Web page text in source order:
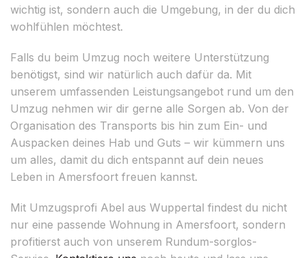
wichtig ist, sondern auch die Umgebung, in der du dich
wohlfühlen möchtest.
Falls du beim Umzug noch weitere Unterstützung
benötigst, sind wir natürlich auch dafür da. Mit
unserem umfassenden Leistungsangebot rund um den
Umzug nehmen wir dir gerne alle Sorgen ab. Von der
Organisation des Transports bis hin zum Ein- und
Auspacken deines Hab und Guts – wir kümmern uns
um alles, damit du dich entspannt auf dein neues
Leben in Amersfoort freuen kannst.
Mit Umzugsprofi Abel aus Wuppertal findest du nicht
nur eine passende Wohnung in Amersfoort, sondern
profitierst auch von unserem Rundum-sorglos-